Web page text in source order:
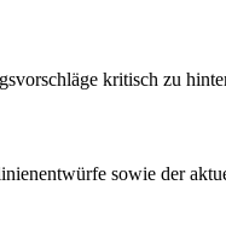
kritisch zu
sowie der